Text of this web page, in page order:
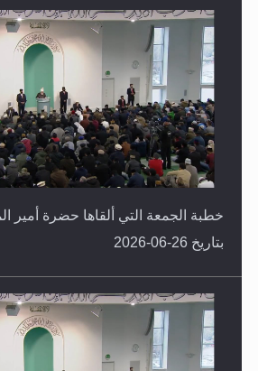
خطبة الجمعة التي ألقاها حضرة أمير
بتاريخ 26-06-2026